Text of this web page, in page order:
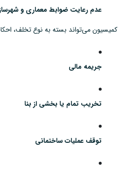
عدم رعایت ضوابط معماری و
کمیسیون می‌تواند بسته به نوع تخلف،
جریمه مالی
تخریب تمام یا بخشی از بنا
توقف عملیات ساختمانی